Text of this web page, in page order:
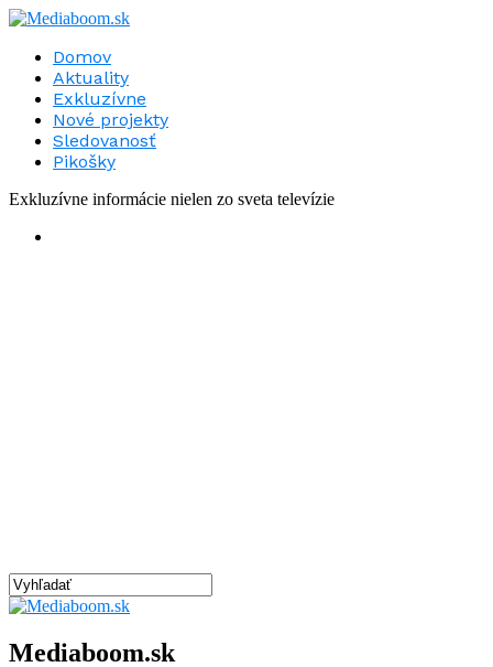
Domov
Aktuality
Exkluzívne
Nové projekty
Sledovanosť
Pikošky
Exkluzívne informácie nielen zo sveta televízie
Mediaboom.sk